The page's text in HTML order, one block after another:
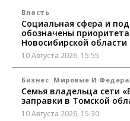
Власть
Социальная сфера и
обозначены
Новосибирской области
10 Августа 2026, 15:55
Бизнес Мировые И
Семья владельца сети
заправки в Томской
10 Августа 2026, 15:30